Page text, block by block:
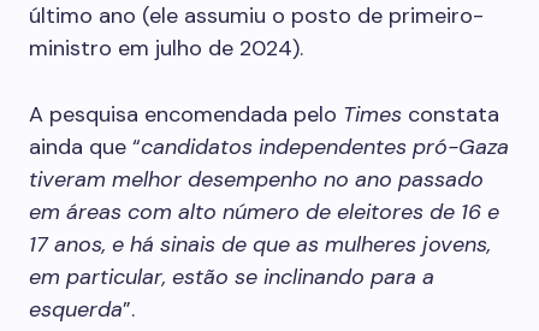
último ano (ele assumiu o posto de primeiro-
ministro em julho de 2024).
A pesquisa encomendada pelo Times constata
ainda que “candidatos independentes pró-Gaza
tiveram melhor desempenho no ano passado
em áreas com alto número de eleitores de 16 e
17 anos, e há sinais de que as mulheres jovens,
em particular, estão se inclinando para a
esquerda”.